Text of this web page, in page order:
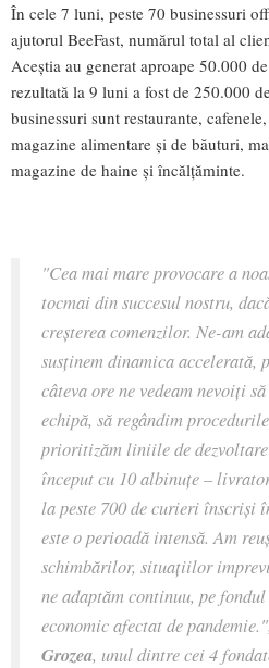
În cele 7 luni, peste 70 businessuri
ajutorul BeeFast, numărul total al
Aceștia au generat aproape 50.000
rezultată la 9 luni a fost de 250.000
businessuri sunt restaurante,
magazine alimentare și de băuturi,
magazine de haine și încălțăminte.
"Cea mai mare provocare a
tocmai din succesul nostru,
creșterea comenzilor. Ne-am
susținem dinamica accelerată,
câteva ore ne vedeam nevoiți
echipă, să regândim
prioritizăm liniile de
început cu 10 albinuțe –
la peste 700 de curieri
este o perioadă intensă. Am
schimbărilor, situațiilor
ne adaptăm continuu, pe
economic afectat de pandemie."
Grozea, unul dintre cei 4